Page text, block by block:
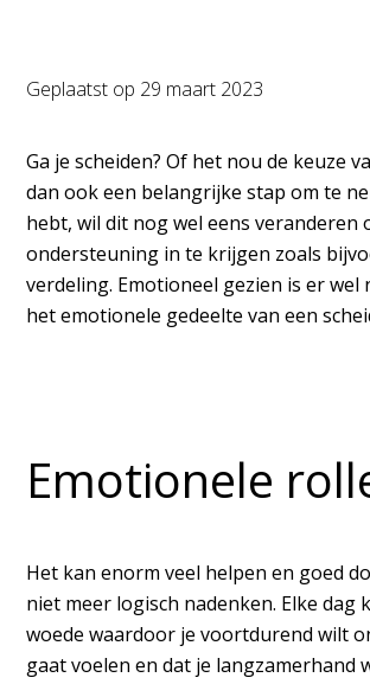
Geplaatst op 29 maart 2023
Ga je scheiden? Of het nou de keuze
dan ook een belangrijke stap om te
hebt, wil dit nog wel eens
ondersteuning in te krijgen zoals
verdeling. Emotioneel gezien is er
het emotionele gedeelte van een
Emotionele
Het kan enorm veel helpen en goed
niet meer logisch nadenken. Elke
woede waardoor je voortdurend wilt
gaat voelen en dat je langzamerhand